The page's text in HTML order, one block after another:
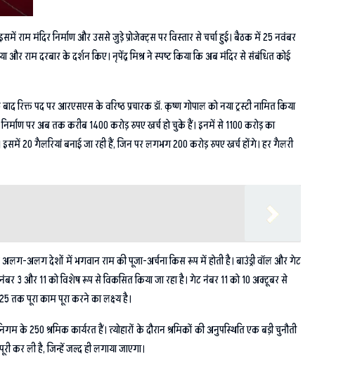
राम मंदिर निर्माण और उससे जुड़े प्रोजेक्ट्स पर विस्तार से चर्चा हुई। बैठक में 25 नवंबर
और राम दरबार के दर्शन किए। नृपेंद्र मिश्र ने स्पष्ट किया कि अब मंदिर से संबंधित कोई
रिक्त पद पर आरएसएस के वरिष्ठ प्रचारक डॉ. कृष्ण गोपाल को नया ट्रस्टी नामित किया
निर्माण पर अब तक करीब 1400 करोड़ रुपए खर्च हो चुके हैं। इनमें से 1100 करोड़ का
इसमें 20 गैलरियां बनाई जा रही हैं, जिन पर लगभग 200 करोड़ रुपए खर्च होंगे। हर गैलरी
अलग-अलग देशों में भगवान राम की पूजा-अर्चना किस रूप में होती है। बाउंड्री वॉल और गेट
नंबर 3 और 11 को विशेष रूप से विकसित किया जा रहा है। गेट नंबर 11 को 10 अक्टूबर से
तक पूरा काम पूरा करने का लक्ष्य है।
के 250 श्रमिक कार्यरत हैं। त्योहारों के दौरान श्रमिकों की अनुपस्थिति एक बड़ी चुनौती
कर ली है, जिन्हें जल्द ही लगाया जाएगा।